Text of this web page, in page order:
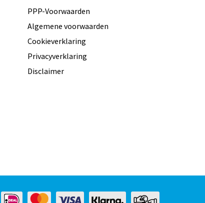
PPP-Voorwaarden
Algemene voorwaarden
Cookieverklaring
Privacyverklaring
Disclaimer